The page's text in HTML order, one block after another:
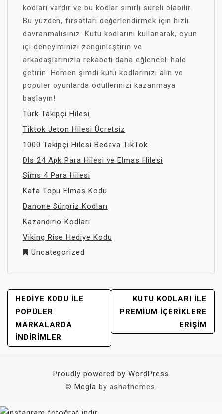
kodları vardır ve bu kodlar sınırlı süreli olabilir.
Bu yüzden, fırsatları değerlendirmek için hızlı
davranmalısınız. Kutu kodlarını kullanarak, oyun
içi deneyiminizi zenginleştirin ve
arkadaşlarınızla rekabeti daha eğlenceli hale
getirin. Hemen şimdi kutu kodlarınızı alın ve
popüler oyunlarda ödüllerinizi kazanmaya
başlayın!
Türk Takipçi Hilesi
Tiktok Jeton Hilesi Ücretsiz
1000 Takipçi Hilesi Bedava TikTok
Dls 24 Apk Para Hilesi ve Elmas Hilesi
Sims 4 Para Hilesi
Kafa Topu Elmas Kodu
Danone Sürpriz Kodları
Kazandırio Kodları
Viking Rise Hediye Kodu
Uncategorized
YAZI
GEZINMESI
HEDIYE KODU İLE
POPÜLER
MARKALARDA
İNDIRIMLER
KUTU KODLARI İLE
PREMIUM İÇERIKLERE
ERIŞIM
Proudly powered by WordPress
© Megla by ashathemes.